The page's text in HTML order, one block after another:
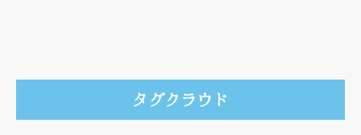
タグクラウド